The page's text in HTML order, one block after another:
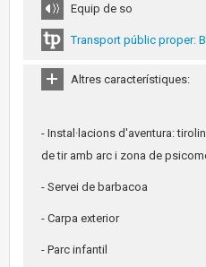
Equip de so
Transport públic proper:
Altres característiques:
- Instal·lacions d'aventura:
de tir amb arc i zona de
- Servei de barbacoa
- Carpa exterior
- Parc infantil